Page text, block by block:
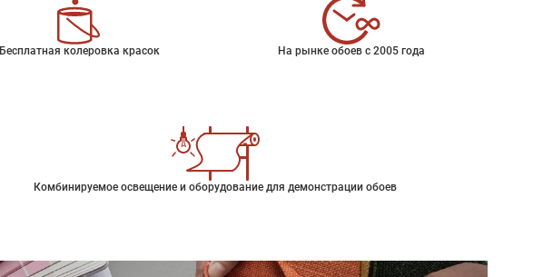
Бесплатная колеровка красок На рынке обоев с 2005 года
Комбинируемое освещение и оборудование для демонстрации обоев